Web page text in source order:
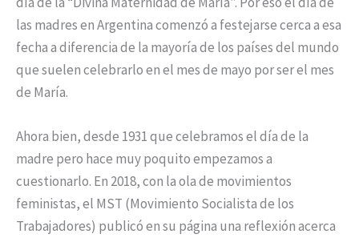
las madres en Argentina comenzó a festejarse cerca a esa
fecha a diferencia de la mayoría de los países del mundo
que suelen celebrarlo en el mes de mayo por ser el mes
de María.
Ahora bien, desde 1931 que celebramos el día de la
madre pero hace muy poquito empezamos a
cuestionarlo. En 2018, con la ola de movimientos
feministas, el MST (Movimiento Socialista de los
Trabajadores) publicó en su página una reflexión acerca